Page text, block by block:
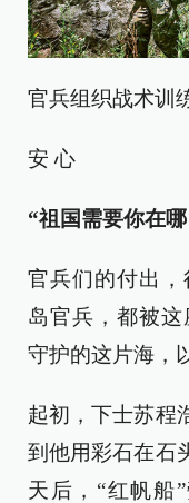
官兵组织战术训
安 心
“祖国需要你在
官兵们的付出
岛官兵，都被
守护的这片海，
起初，下士苏程
到他用彩石在石
天后，“红帆船